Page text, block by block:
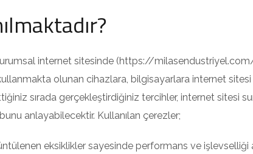
internet sitesinde (https://
olunan cihazlara, bilgisayarlara internet sitesi
sırada gerçekleştirdiğiniz tercihler, internet sitesi
anlayabilecektir. Kullanılan çerezler;
eksiklikler sayesinde performans ve işlevselliği